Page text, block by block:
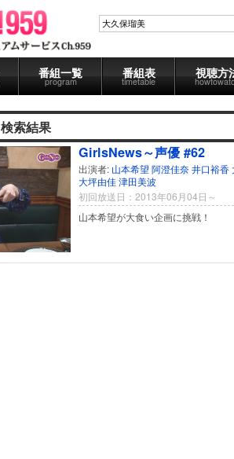
番組一覧
program
番組表
timetable
視聴方
索結果
GirlsNews～声優 #62
出演者: 山本希望 阿澄佳奈井口裕香
大坪由佳津田美波
初回放送日：2013年06月04日～
山本希望が大食い企画に挑戦！